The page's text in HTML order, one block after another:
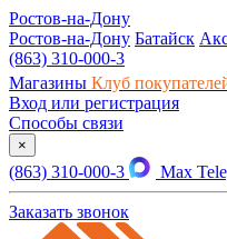
Ростов-на-Дону
Ростов-на-Дону Батайск
(863) 310-000-3
Магазины Клуб
Вход или регистрация
Способы связи
×
(863) 310-000-3 Max
Заказать звонок